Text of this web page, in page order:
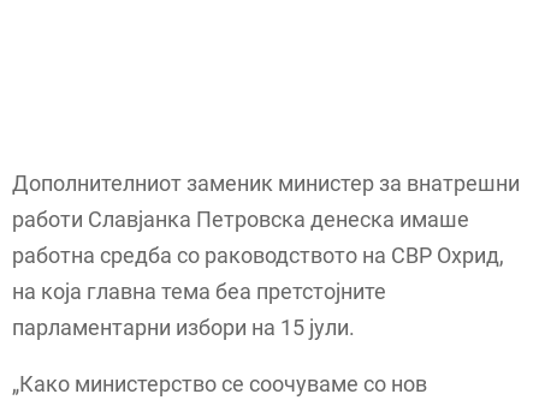
Дополнителниот заменик министер за внатрешни
работи Славјанка Петровска денеска имаше
работна средба со раководството на СВР Охрид,
на која главна тема беа претстојните
парламентарни избори на 15 јули.
„Како министерство се соочуваме со нов